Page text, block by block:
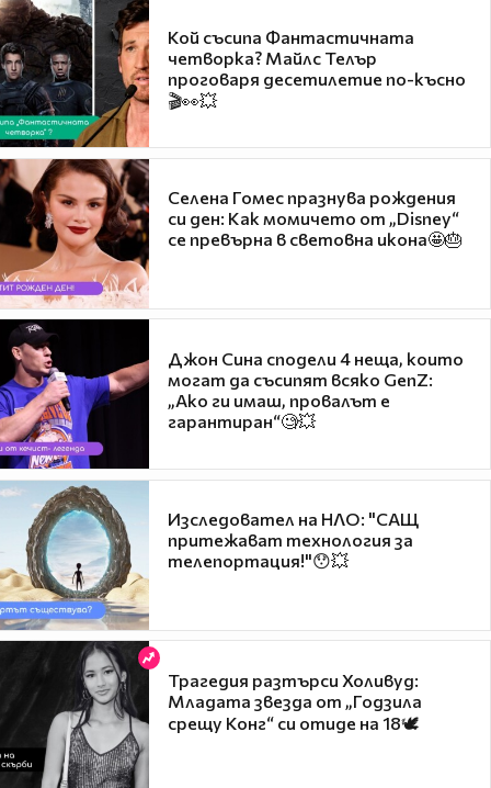
Кой съсипа Фантастичната
четворка? Майлс Телър
проговаря десетилетие по-късно
🎬👀💥
Селена Гомес празнува рождения
си ден: Как момичето от „Disney“
се превърна в световна икона🤩🎂
Джон Сина сподели 4 неща, които
могат да съсипят всяко GenZ:
„Ако ги имаш, провалът е
гарантиран“🧐💥
Изследовател на НЛО: "САЩ
притежават технология за
телепортация!"😯💥
Трагедия разтърси Холивуд:
Младата звезда от „Годзила
срещу Конг“ си отиде на 18🕊️